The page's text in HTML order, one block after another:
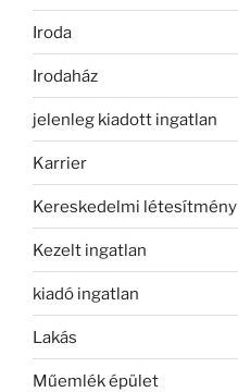
Iroda
Irodaház
jelenleg kiadott ingatlan
Karrier
Kereskedelmi létesítmény
Kezelt ingatlan
kiadó ingatlan
Lakás
Műemlék épület